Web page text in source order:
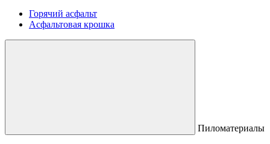
Горячий асфальт
Асфальтовая крошка
Пиломатериалы